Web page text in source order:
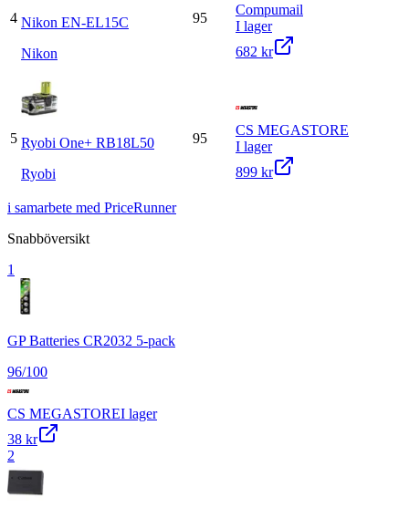
4 Nikon EN-EL15C
Nikon
95
Compumail
I lager
682 kr
5 Ryobi One+ RB18L50
Ryobi
95
CS MEGASTORE
I lager
899 kr
i samarbete med PriceRunner
Snabböversikt
1
GP Batteries CR2032 5-pack
96/100
CS MEGASTOREI lager
38 kr
2